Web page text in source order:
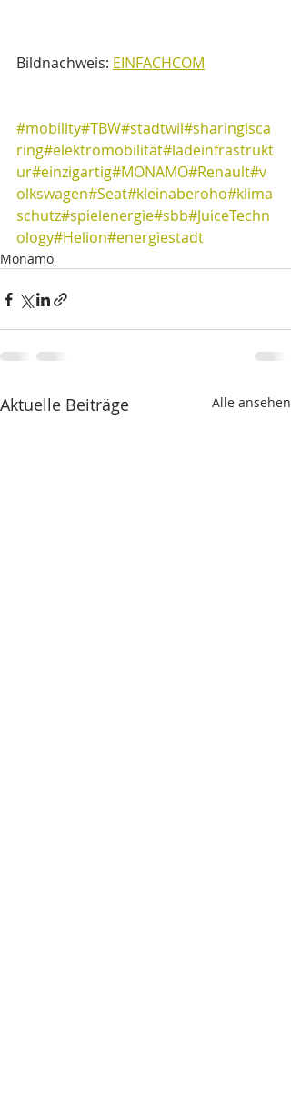
Bildnachweis: EINFACHCOM
#mobility#TBW#stadtwil#sharingisca
ring#elektromobilität#ladeinfrastrukt
ur#einzigartig#MONAMO#Renault#v
olkswagen#Seat#kleinaberoho#klima
schutz#spielenergie#sbb#JuiceTechn
ology#Helion#energiestadt
Monamo
Aktuelle Beiträge Alle ansehen